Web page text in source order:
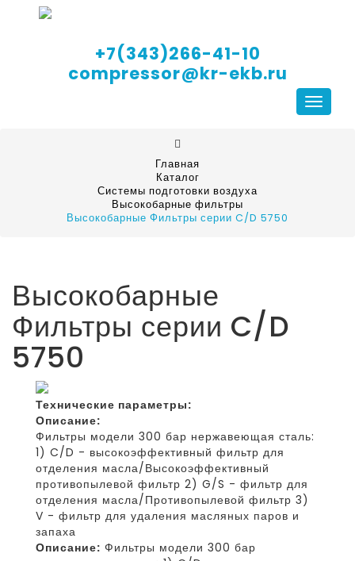
+7(343)266-41-10
compressor@kr-ekb.ru
Главная
Каталог
Системы подготовки воздуха
Высокобарные фильтры
Высокобарные Фильтры серии C/D 5750
Высокобарные
Фильтры серии C/D
5750
Технические параметры:
Описание:
Фильтры модели 300 бар нержавеющая сталь:
1) C/D - высокоэффективный фильтр для
отделения масла/Высокоэффективный
противопылевой фильтр 2) G/S - фильтр для
отделения масла/Противопылевой фильтр 3)
V - фильтр для удаления масляных паров и
запаха
Описание: Фильтры модели 300 бар